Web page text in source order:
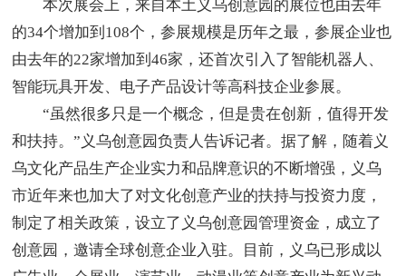
本次展会上，来自本土义乌创意园的展位也由去年
的34个增加到108个，参展规模是历年之最，参展企业也
由去年的22家增加到46家，还首次引入了智能机器人、
智能玩具开发、电子产品设计等高科技企业参展。
“虽然很多只是一个概念，但是贵在创新，值得开发
和扶持。”义乌创意园负责人告诉记者。据了解，随着义
乌文化产品生产企业实力和品牌意识的不断增强，义乌
市近年来也加大了对文化创意产业的扶持与投资力度，
制定了相关政策，设立了义乌创意园管理资金，成立了
创意园，邀请全球创意企业入驻。目前，义乌已形成以